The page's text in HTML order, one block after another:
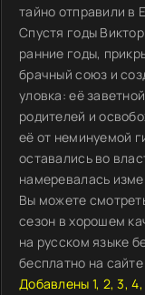
тайно отправили в
Спустя годы
ранние годы,
брачный союз и
уловка: её
родителей и
её от неминуемой
оставались во
намеревалась
Вы можете
сезон в хорошем
на русском языке
бесплатно на
Добавлены 1, 2, 3, 4,